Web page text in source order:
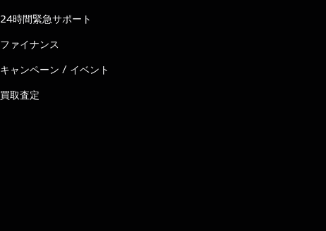
24時間緊急サポート
ファイナンス
キャンペーン / イベント
買取査定